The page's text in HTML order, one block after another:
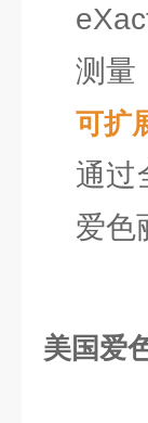
测量
可扩
通过
爱色
美国爱